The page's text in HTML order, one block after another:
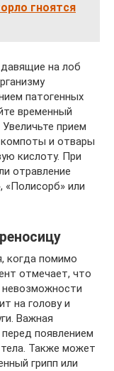
гноятся
на лоб
патогенных
временный
прием
и отвары
кислоту. При
отравление
«Полисорб» или
когда помимо
отмечает, что
на голову и
Важная
появлением
Также может
грипп или